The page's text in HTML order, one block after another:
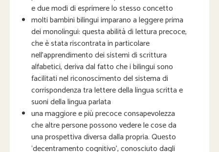
e due modi di esprimere lo stesso concetto
molti bambini bilingui imparano a leggere prima
dei monolingui: questa abilità di lettura precoce,
che è stata riscontrata in particolare
nell’apprendimento dei sistemi di scrittura
alfabetici, deriva dal fatto che i bilingui sono
facilitati nel riconoscimento del sistema di
corrispondenza tra lettere della lingua scritta e
suoni della lingua parlata
una maggiore e più precoce consapevolezza
che altre persone possono vedere le cose da
una prospettiva diversa dalla propria. Questo
‘decentramento cognitivo’, conosciuto dagli